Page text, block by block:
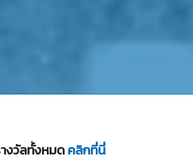
งวัลทั้งหมดคลิกที่นี่